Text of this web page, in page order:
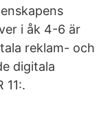
i åk 4-6 är
reklam- och
digitala
11:.